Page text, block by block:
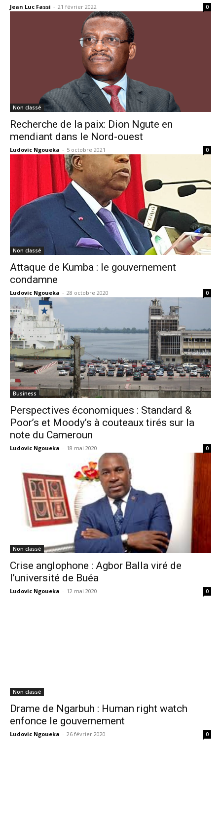
Jean Luc Fassi - 21 février 2022 0
Non classé
Recherche de la paix: Dion Ngute en
mendiant dans le Nord-ouest
Ludovic Ngoueka - 5 octobre 2021 0
Non classé
Attaque de Kumba : le gouvernement
condamne
Ludovic Ngoueka - 28 octobre 2020 0
Business
Perspectives économiques : Standard &
Poor’s et Moody’s à couteaux tirés sur la
note du Cameroun
Ludovic Ngoueka - 18 mai 2020 0
Non classé
Crise anglophone : Agbor Balla viré de
l’université de Buéa
Ludovic Ngoueka - 12 mai 2020 0
Non classé
Drame de Ngarbuh : Human right watch
enfonce le gouvernement
Ludovic Ngoueka - 26 février 2020 0